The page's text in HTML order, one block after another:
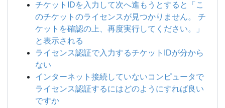
チケットIDを入力して次へ進もうとすると「こ
のチケットのライセンスが見つかりません。 チ
ケットを確認の上、再度実行してください。」
と表示される
ライセンス認証で入力するチケットIDが分から
ない
インターネット接続していないコンピュータで
ライセンス認証するにはどのようにすれば良い
ですか